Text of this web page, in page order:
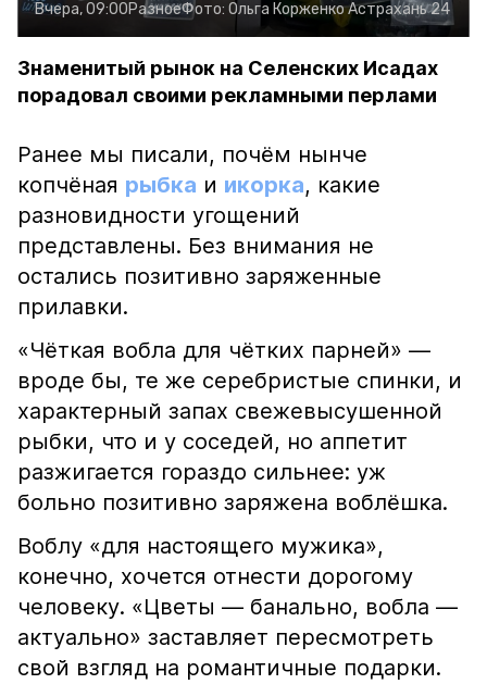
Вчера, 09:00РазноеФото: Ольга КорженкоАстрахань 24
Знаменитый рынок на Селенских Исадах
порадовал своими рекламными перлами
Ранее мы писали, почём нынче
копчёная рыбка и икорка, какие
разновидности угощений
представлены. Без внимания не
остались позитивно заряженные
прилавки.
«Чёткая вобла для чётких парней» —
вроде бы, те же серебристые спинки, и
характерный запах свежевысушенной
рыбки, что и у соседей, но аппетит
разжигается гораздо сильнее: уж
больно позитивно заряжена воблёшка.
Воблу «для настоящего мужика»,
конечно, хочется отнести дорогому
человеку. «Цветы — банально, вобла —
актуально» заставляет пересмотреть
свой взгляд на романтичные подарки.